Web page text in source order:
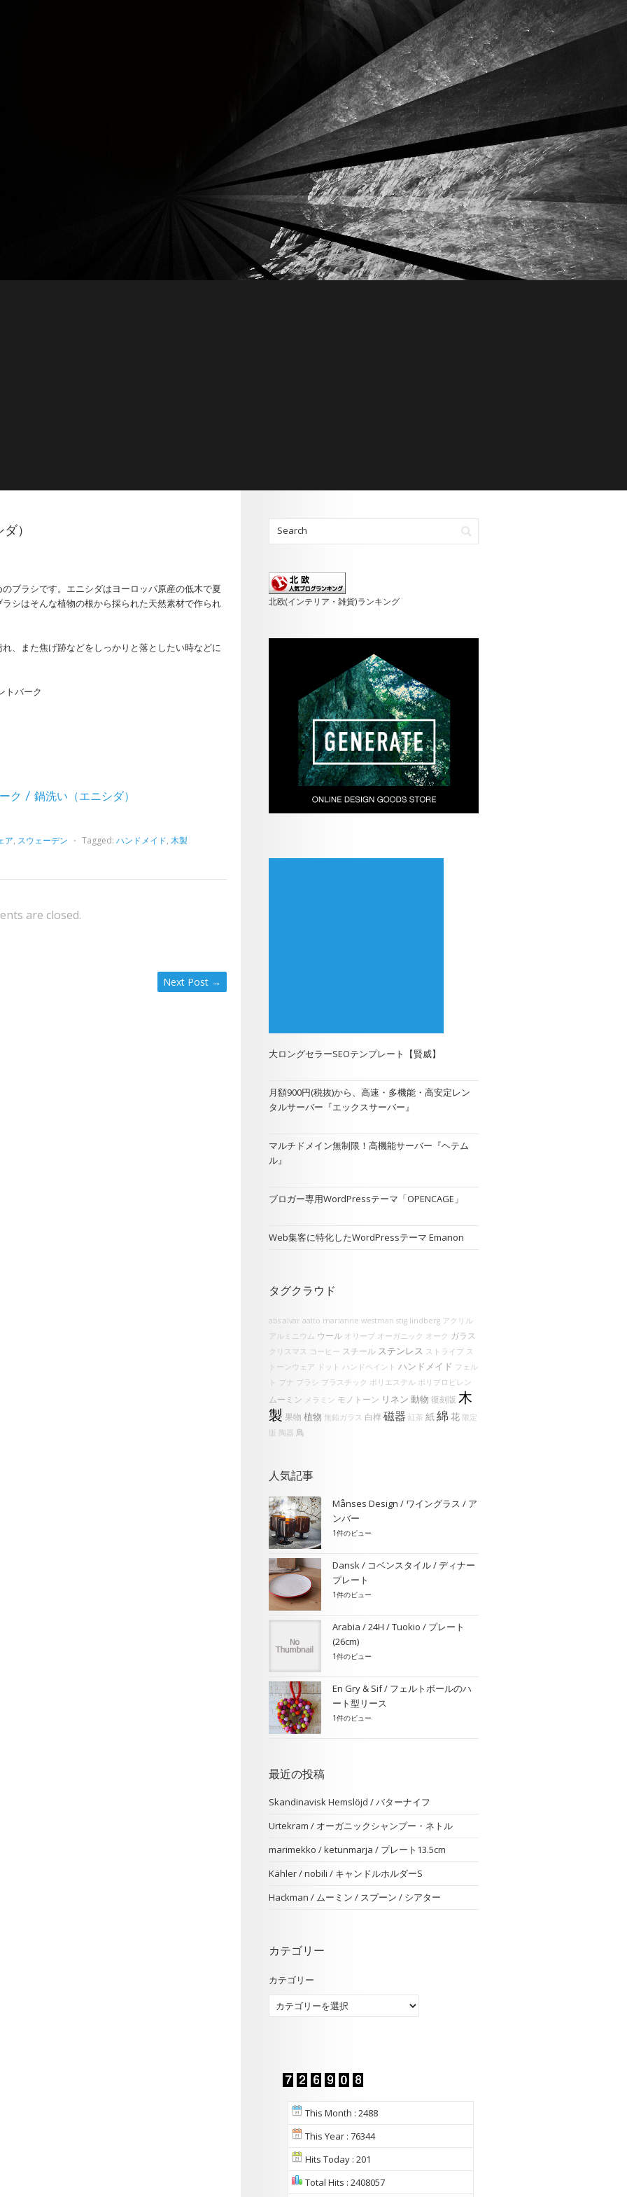
）
ブラシです。エニシダはヨーロッパ原産の低木で夏
シはそんな植物の根から採られた天然素材で作られ
、また焦げ跡などをしっかりと落としたい時などに
トバーク
/ 鍋洗い（エニシダ）
ア, スウェーデン ⋅ Tagged: ハンドメイド, 木製
are closed.
Next Post →
北欧(インテリア・雑貨)ランキング
大ロングセラーSEOテンプレート【賢威】
月額900円(税抜)から、高速・多機能・高安定レン
タルサーバー『エックスサーバー』
マルチドメイン無制限！高機能サーバー『ヘテム
ル』
ブロガー専用WordPressテーマ「OPENCAGE」
Web集客に特化したWordPressテーマ Emanon
タグクラウド
abs alvar aalto marianne westman stig lindberg アクリル
アルミニウム ウール オリーブ オーガニック オーク ガラス
クリスマス コーヒー スチール ステンレス ストライプ ス
トーンウェア ドット ハンドペイント ハンドメイド フェル
ト ブナ ブラシ プラスチック ポリエステル ポリプロピレン
ムーミン メラミン モノトーン リネン 動物 復刻版 木
製 果物 植物 無鉛ガラス 白樺 磁器 紅茶 紙綿 花 限定
版 陶器 鳥
人気記事
Månses Design / ワイングラス / ア
ンバー
1件のビュー
Dansk / コベンスタイル / ディナー
プレート
1件のビュー
Arabia / 24H / Tuokio / プレート
(26cm)
1件のビュー
En Gry & Sif / フェルトボールのハ
ート型リース
1件のビュー
最近の投稿
Skandinavisk Hemslöjd / バターナイフ
Urtekram / オーガニックシャンプー・ネトル
marimekko / ketunmarja / プレート13.5cm
Kähler / nobili / キャンドルホルダーS
Hackman / ムーミン / スプーン / シアター
カテゴリー
カテゴリー
This Month : 2488
This Year : 76344
Hits Today : 201
Total Hits : 2408057